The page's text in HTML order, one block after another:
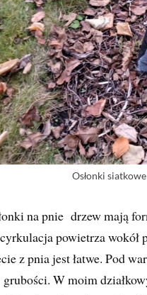
Osłonki
na pnie drzew mają
powietrza
z pnia jest łatwe. Pod
W moim